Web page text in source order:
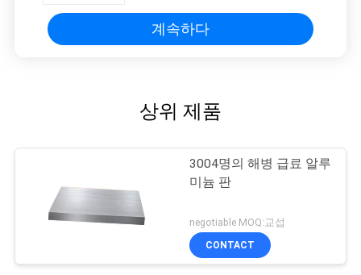
계속하다
상위 제품
3004명의 해병 급료 알루
미늄 판
negotiable MOQ:교섭
CONTACT